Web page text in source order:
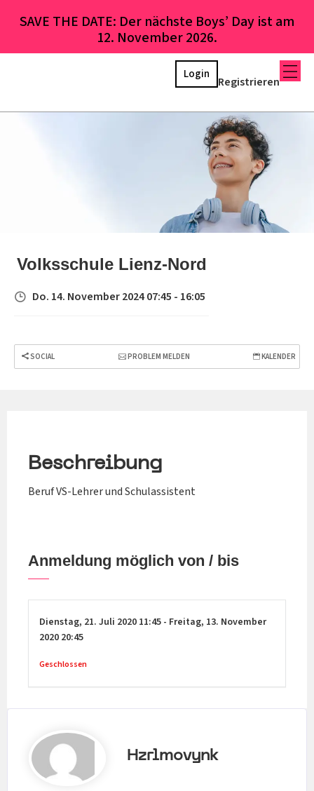
SAVE THE DATE: Der nächste Boys’ Day ist am
12. November 2026.
Registrieren
Login
Volksschule Lienz-Nord
Do. 14. November 2024 07:45 - 16:05
SOCIAL PROBLEM MELDEN KALENDER
Beschreibung
Beruf VS-Lehrer und Schulassistent
Anmeldung möglich von / bis
Dienstag, 21. Juli 2020 11:45 - Freitag, 13. November
2020 20:45
Geschlossen
Hzrlmovynk